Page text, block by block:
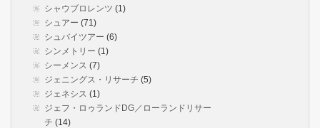
シャウブロレンツ (1)
シュアー (71)
シュバイツアー (6)
シンメトリー (1)
シーメンス (7)
ジェニングス・リサーチ (5)
ジェネシス (1)
ジェフ・ロゥランドDG／ローランドリサー
チ (14)